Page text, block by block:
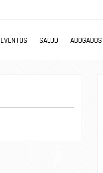
EVENTOS SALUD ABOGADOS